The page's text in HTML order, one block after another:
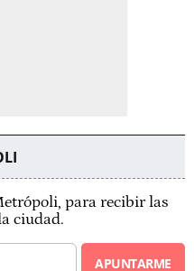
para recibir las
ciudad.
APUNTARME